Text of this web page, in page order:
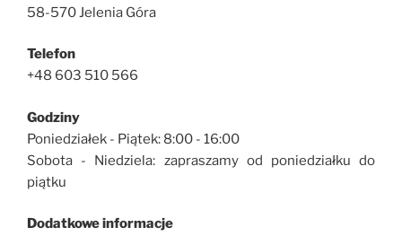
58-570 Jelenia Góra
Telefon
+48 603 510 566
Godziny
Poniedziałek - Piątek: 8:00 - 16:00
Sobota - Niedziela: zapraszamy od poniedziałku do
piątku
Dodatkowe informacje